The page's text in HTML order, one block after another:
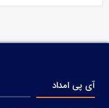
آی پی امداد